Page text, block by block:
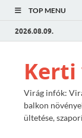
TOP MENU
2026.08.09.
Kerti
Virág infók:
balkon
ültetése,